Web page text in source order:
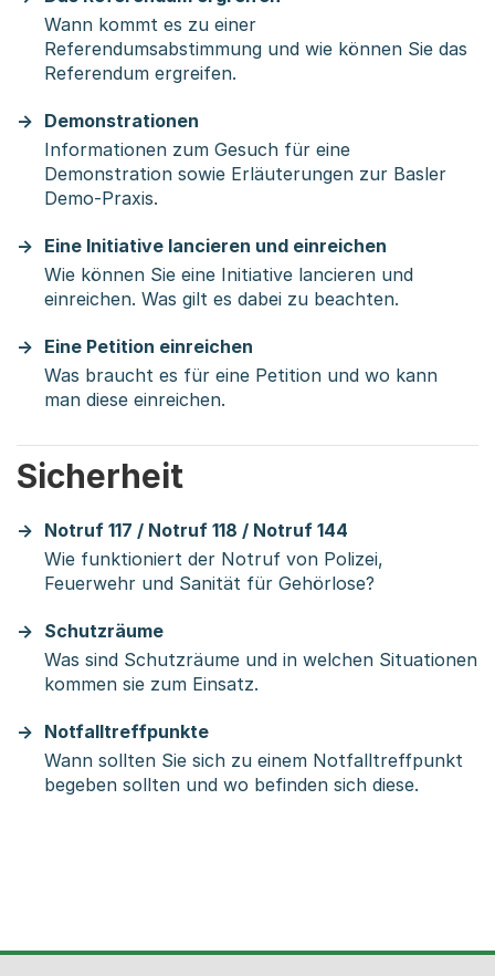
Wann kommt es zu einer
Referendumsabstimmung und wie können Sie das
Referendum ergreifen.
Demonstrationen
Informationen zum Gesuch für eine
Demonstration sowie Erläuterungen zur Basler
Demo-Praxis.
Eine Initiative lancieren und einreichen
Wie können Sie eine Initiative lancieren und
einreichen. Was gilt es dabei zu beachten.
Eine Petition einreichen
Was braucht es für eine Petition und wo kann
man diese einreichen.
Sicherheit
Notruf 117 / Notruf 118 / Notruf 144
Wie funktioniert der Notruf von Polizei,
Feuerwehr und Sanität für Gehörlose?
Schutzräume
Was sind Schutzräume und in welchen Situationen
kommen sie zum Einsatz.
Notfalltreffpunkte
Wann sollten Sie sich zu einem Notfalltreffpunkt
begeben sollten und wo befinden sich diese.